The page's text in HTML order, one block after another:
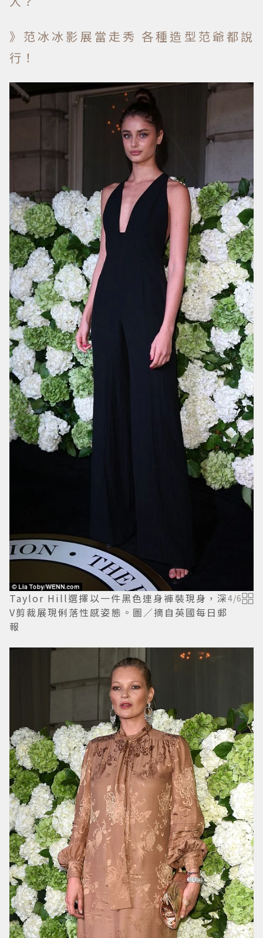
》范冰冰影展當走秀 各種造型范爺都說
行！
Taylor Hill選擇以一件黑色連身褲裝現身，深
V剪裁展現俐落性感姿態。圖／摘自英國每日郵
報
4/6